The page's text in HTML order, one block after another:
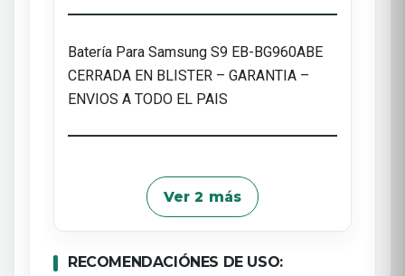
Batería Para Samsung S9 EB-BG960ABE
CERRADA EN BLISTER – GARANTIA –
ENVIOS A TODO EL PAIS
Ver 2 más
RECOMENDACIÓNES DE USO: